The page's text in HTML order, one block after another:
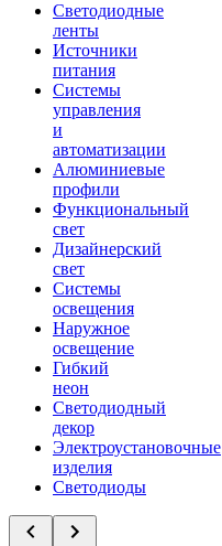
Светодиодные
ленты
Источники
питания
Системы
управления
и
автоматизации
Алюминиевые
профили
Функциональный
свет
Дизайнерский
свет
Системы
освещения
Наружное
освещение
Гибкий
неон
Светодиодный
декор
Электроустановочные
изделия
Светодиоды